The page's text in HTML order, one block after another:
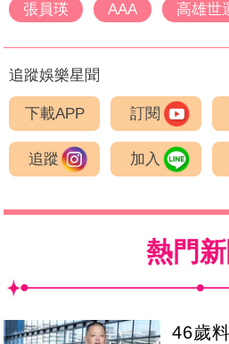
張員瑛
AAA 高雄世
追蹤娛樂星聞
下載APP 訂閱
追蹤 加入
熱門
46歲